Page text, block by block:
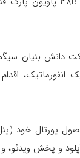
اقدام
پورتال خود
و پخش ویدئو،